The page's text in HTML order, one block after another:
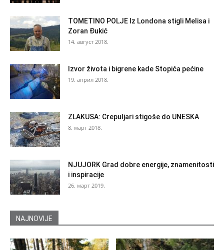
TOMETINO POLJE Iz Londona stigli Melisa i
Zoran Đukić
14. август 2018.
Izvor života i bigrene kade Stopića pećine
19. април 2018.
ZLAKUSA: Crepuljari stigoše do UNESKA
8. март 2018.
NJUJORK Grad dobre energije, znamenitosti
i inspiracije
26. март 2019.
NAJNOVIJE